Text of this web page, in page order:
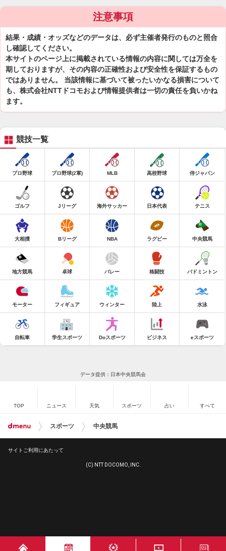
注意事項
結果・成績・オッズなどのデータは、必ず主催者発行のものと照合
し確認してください。
本サイトのページ上に掲載されている情報の内容に関しては万全を
期しておりますが、その内容の正確性および安全性を保証するもの
ではありません。 当該情報に基づいて被ったいかなる損害について
も、株式会社NTTドコモおよび情報提供者は一切の責任を負いかね
ます。
競技一覧
プロ野球 プロ野球(2軍) MLB 高校野球 侍ジャパン
ゴルフ Jリーグ 海外サッカー 日本代表 テニス
大相撲 Bリーグ NBA ラグビー 中央競馬
地方競馬 卓球 バレー 格闘技 バドミントン
モーター フィギュア ウィンター 陸上 水泳
自転車 学生スポーツ Doスポーツ ビジネス eスポーツ
データ提供：日本中央競馬会
TOP ニュース 天気 スポーツ 占い すべて
スポーツ 中央競馬
サイトご利用にあたって
(C) NTT DOCOMO, INC.